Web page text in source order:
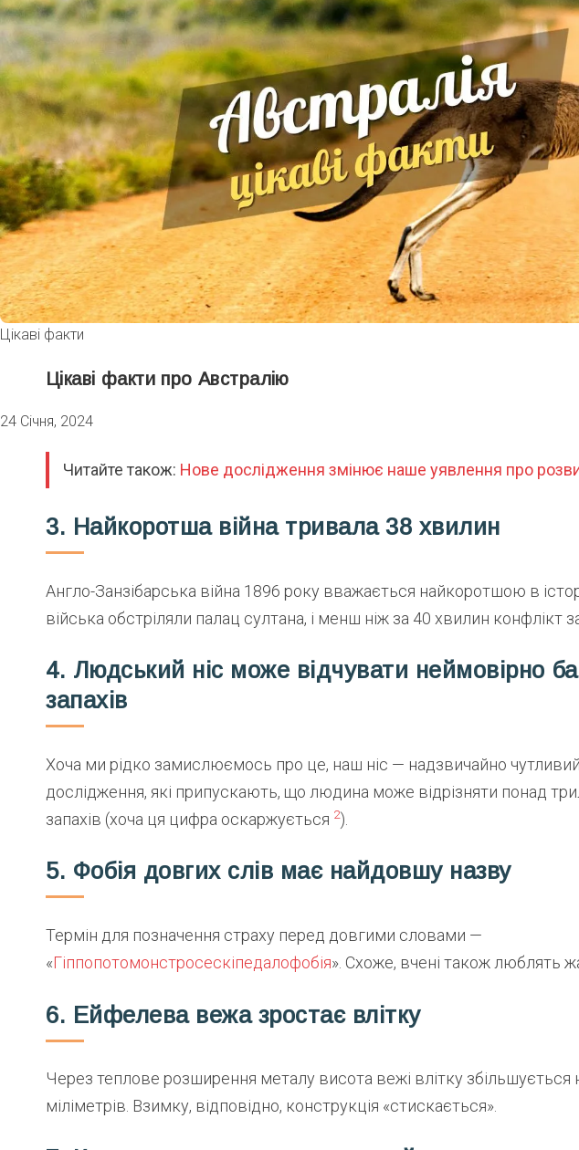
Цікаві факти
Цікаві факти про Австралію
24 Січня, 2024
Читайте також: Нове дослідження змінює наше уявлення про
3. Найкоротша війна тривала 38 хвилин
Англо-Занзібарська війна 1896 року вважається найкоротшою в
війська обстріляли палац султана, і менш ніж за 40 хвилин конфлікт
4. Людський ніс може відчувати неймовірно
запахів
Хоча ми рідко замислюємось про це, наш ніс — надзвичайно
дослідження, які припускають, що людина може відрізняти понад
запахів (хоча ця цифра оскаржується 2).
5. Фобія довгих слів має найдовшу назву
Термін для позначення страху перед довгими словами —
«Гіппопотомонстросескіпедалофобія». Схоже, вчені також люблять
6. Ейфелева вежа зростає влітку
Через теплове розширення металу висота вежі влітку збільшується
міліметрів. Взимку, відповідно, конструкція «стискається».